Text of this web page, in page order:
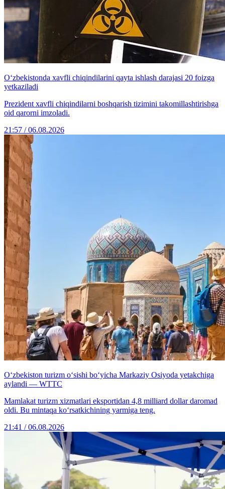
O‘zbekistonda xavfli chiqindilarini qayta ishlash darajasi 20 foizga
yetkaziladi
Prezident xavfli chiqindilarni boshqarish tizimini takomillashtirishga
oid qarorni imzoladi.
21:57 / 06.08.2026
O‘zbekiston turizm o‘sishi bo‘yicha Markaziy Osiyoda yetakchiga
aylandi — WTTC
Mamlakat turizm xizmatlari eksportidan 4,8 milliard dollar daromad
oldi. Bu mintaqa ko‘rsatkichining yarmiga teng.
21:41 / 06.08.2026